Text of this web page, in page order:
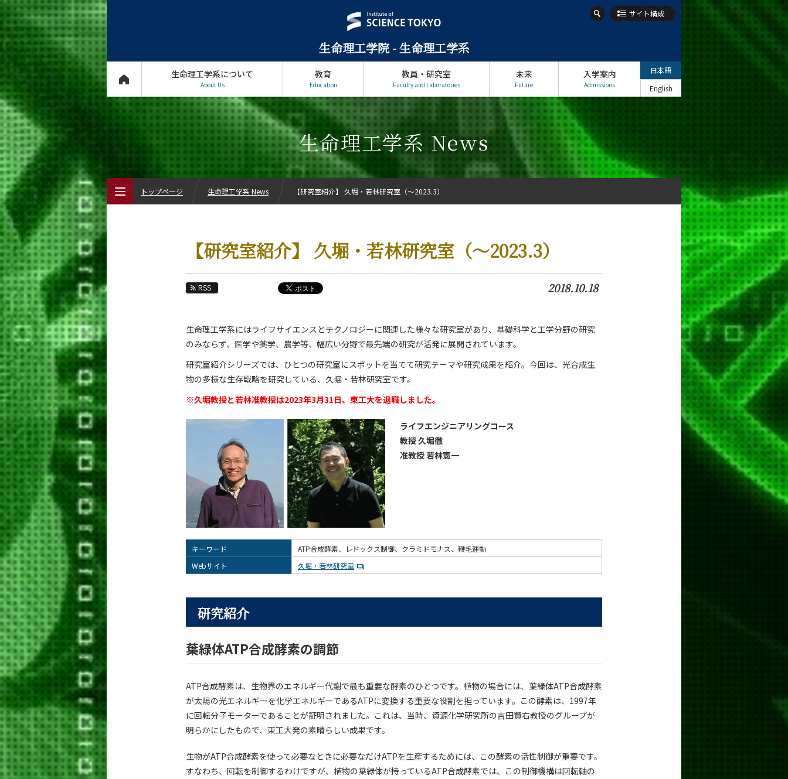
生命理工学院 - 生命理工学系
サイト構成
生命理工学系について
About Us
教育
Education
教員・研究室
Faculty and Laboratories
未来
Future
入学案内
Admissions
日本語
English
生命理工学系 News
【研究室紹介】 久堀・若林研究室（～2023.3）
RSS 2018.10.18
生命理工学系にはライフサイエンスとテクノロジーに関連した様々な研究室があり、基礎科学と工学分野の研究
のみならず、医学や薬学、農学等、幅広い分野で最先端の研究が活発に展開されています。
研究室紹介シリーズでは、ひとつの研究室にスポットを当てて研究テーマや研究成果を紹介。今回は、光合成生
物の多様な生存戦略を研究している、久堀・若林研究室です。
※久堀教授と若林准教授は2023年3月31日、東工大を退職しました。
ライフエンジニアリングコース
教授久堀徹
准教授若林憲一
キーワード
ATP合成酵素、レドックス制御、クラミドモナス、鞭毛運動
Webサイト
久堀・若林研究室
研究紹介
葉緑体ATP合成酵素の調節
ATP合成酵素は、生物界のエネルギー代謝で最も重要な酵素のひとつです。植物の場合には、葉緑体ATP合成酵素
が太陽の光エネルギーを化学エネルギーであるATPに変換する重要な役割を担っています。この酵素は、1997年
に回転分子モーターであることが証明されました。これは、当時、資源化学研究所の吉田賢右教授のグループが
明らかにしたもので、東工大発の素晴らしい成果です。
生物がATP合成酵素を使って必要なときに必要なだけATPを生産するためには、この酵素の活性制御が重要です。
すなわち、回転を制御するわけですが、植物の葉緑体が持っているATP合成酵素では、この制御機構は回転軸の
トップページ 生命理工学系 News 【研究室紹介】 久堀・若林研究室（～2023.3）
生命理工学系について
生命理工学系 News